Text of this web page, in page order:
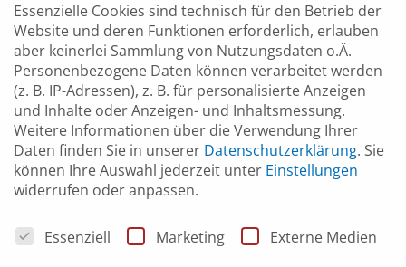
UHRZEIT
(Mittwoch)9:30–16:30
ORT
Haus der Wirtschaft Baden-Württemberg
Willi-Bleicher-Straße 19
Essenzielle Cookies sind technisch für den Betrieb der
Website und deren Funktionen erforderlich, erlauben
aber keinerlei Sammlung von Nutzungsdaten o.Ä.
Personenbezogene Daten können verarbeitet werden
(z. B. IP-Adressen), z. B. für personalisierte Anzeigen
und Inhalte oder Anzeigen- und Inhaltsmessung.
Weitere Informationen über die Verwendung Ihrer
Daten finden Sie in unserer Datenschutzerklärung. Sie
können Ihre Auswahl jederzeit unter Einstellungen
widerrufen oder anpassen.
Datenschutzeinstellungen
Essenziell Marketing Externe Medien